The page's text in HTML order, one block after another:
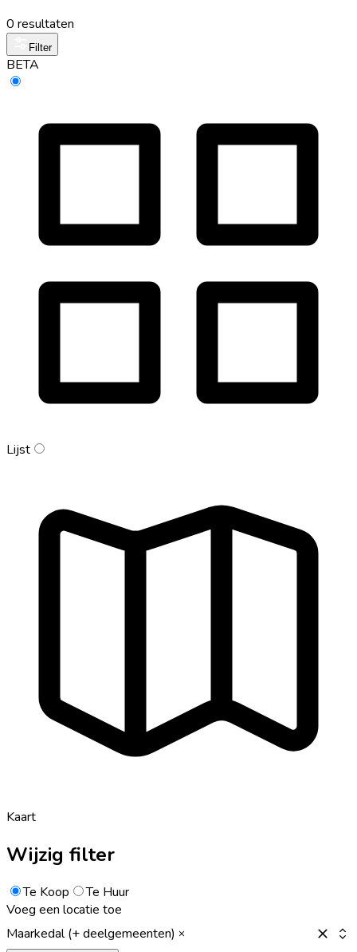
0 resultaten
Filter
BETA
Lijst
Kaart
Wijzig filter
Te Koop
Te Huur
Voeg een locatie toe
Maarkedal (+ deelgemeenten)